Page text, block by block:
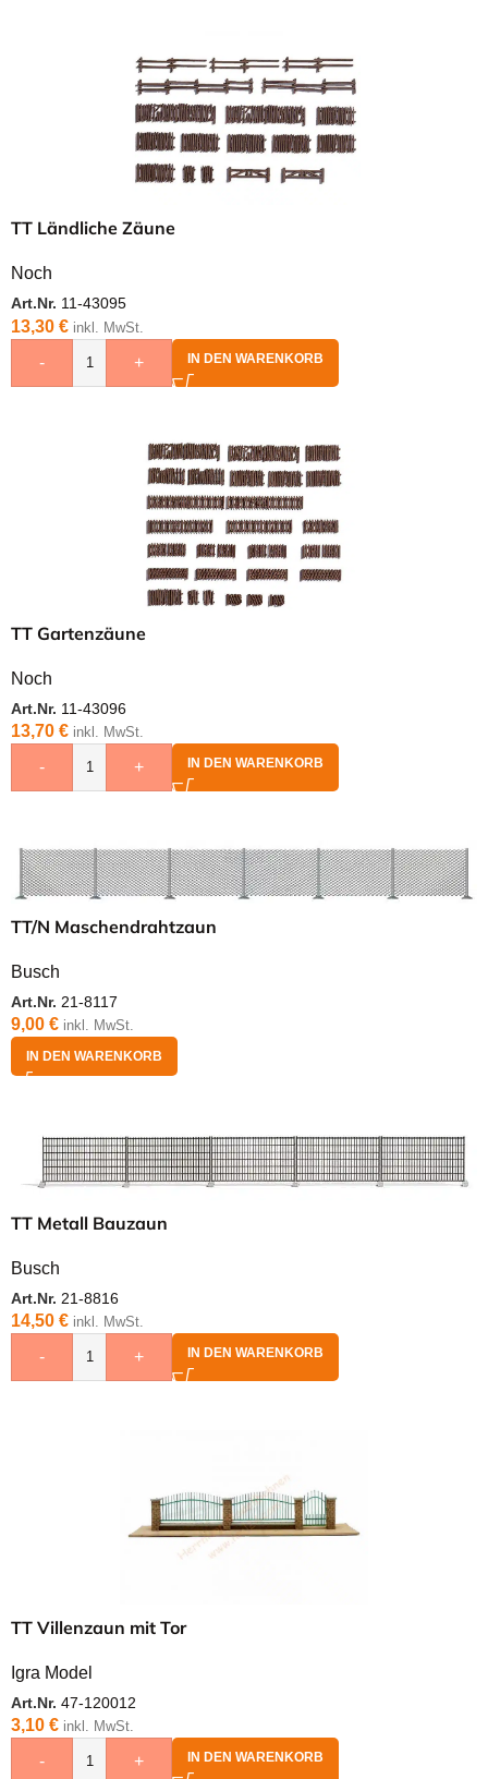
TT Ländliche Zäune
Noch
Art.Nr. 11-43095
13,30 € inkl. MwSt.
- + IN DEN WARENKORB
TT Gartenzäune
Noch
Art.Nr. 11-43096
13,70 € inkl. MwSt.
- + IN DEN WARENKORB
TT/N Maschendrahtzaun
Busch
Art.Nr. 21-8117
9,00 € inkl. MwSt.
IN DEN WARENKORB
TT Metall Bauzaun
Busch
Art.Nr. 21-8816
14,50 € inkl. MwSt.
- + IN DEN WARENKORB
TT Villenzaun mit Tor
Igra Model
Art.Nr. 47-120012
3,10 € inkl. MwSt.
- + IN DEN WARENKORB